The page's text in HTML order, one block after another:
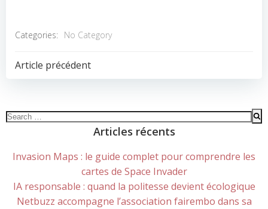
Categories: No Category
POST
Article précédent
Search
Articles récents
Invasion Maps : le guide complet pour comprendre les
cartes de Space Invader
IA responsable : quand la politesse devient écologique
Netbuzz accompagne l’association fairembo dans sa